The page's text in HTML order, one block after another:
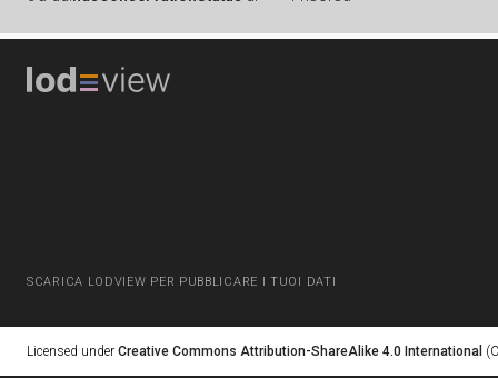
SCARICA LODVIEW PER PUBBLICARE I TUOI DATI
Licensed under Creative Commons Attribution-ShareAlike 4.0 International